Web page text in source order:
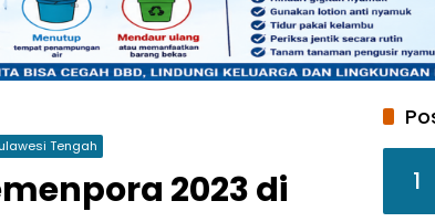
Tengah
2023 di
1